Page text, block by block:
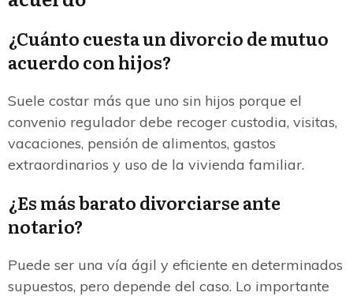
¿Cuánto cuesta un divorcio de mutuo
acuerdo con hijos?
Suele costar más que uno sin hijos porque el
convenio regulador debe recoger custodia, visitas,
vacaciones, pensión de alimentos, gastos
extraordinarios y uso de la vivienda familiar.
¿Es más barato divorciarse ante
notario?
Puede ser una vía ágil y eficiente en determinados
supuestos, pero depende del caso. Lo importante